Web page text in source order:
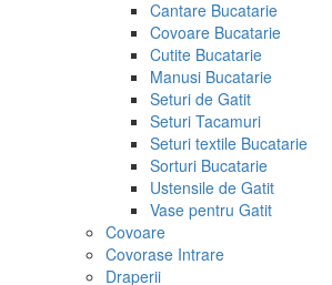
Cantare Bucatarie
Covoare Bucatarie
Cutite Bucatarie
Manusi Bucatarie
Seturi de Gatit
Seturi Tacamuri
Seturi textile Bucatarie
Sorturi Bucatarie
Ustensile de Gatit
Vase pentru Gatit
Covoare
Covorase Intrare
Draperii